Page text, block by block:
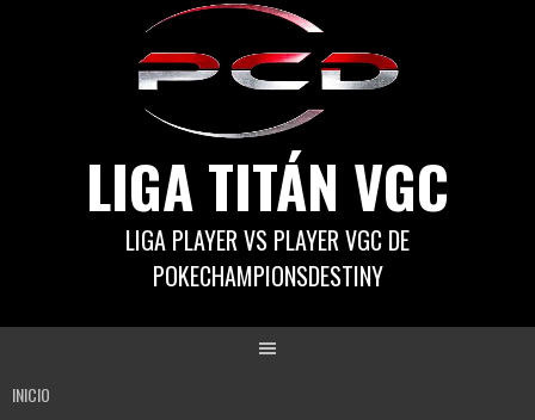
LIGA TITÁN VGC
LIGA PLAYER VS PLAYER VGC DE
POKECHAMPIONSDESTINY
INICIO